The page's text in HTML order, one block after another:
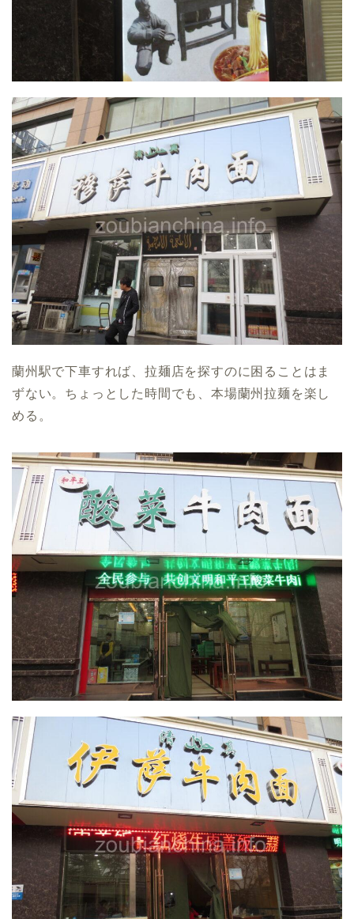
蘭州駅で下車すれば、拉麺店を探すのに困ることはま
ずない。ちょっとした時間でも、本場蘭州拉麺を楽し
める。